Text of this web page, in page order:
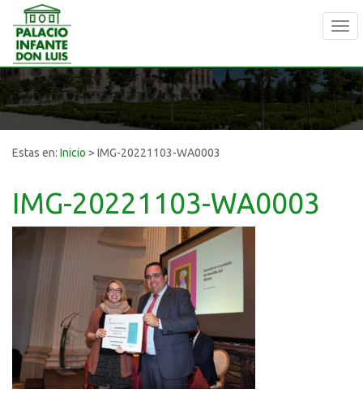
Estas en: Inicio > IMG-20221103-WA0003
IMG-20221103-WA0003